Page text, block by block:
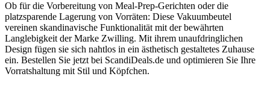
Ob für die Vorbereitung von Meal-Prep-Gerichten oder die
platzsparende Lagerung von Vorräten: Diese Vakuumbeutel
vereinen skandinavische Funktionalität mit der bewährten
Langlebigkeit der Marke Zwilling. Mit ihrem unaufdringlichen
Design fügen sie sich nahtlos in ein ästhetisch gestaltetes Zuhause
ein. Bestellen Sie jetzt bei ScandiDeals.de und optimieren Sie Ihre
Vorratshaltung mit Stil und Köpfchen.